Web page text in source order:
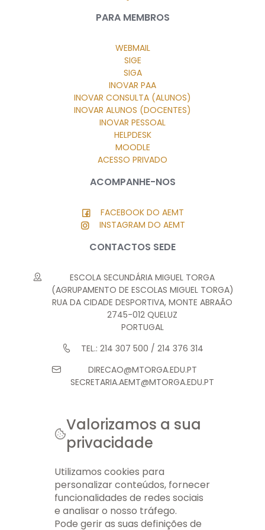
PARA MEMBROS
WEBMAIL
SIGE
SIGA
INOVAR PAA
INOVAR CONSULTA (ALUNOS)
INOVAR ALUNOS (DOCENTES)
INOVAR PESSOAL
HELPDESK
MOODLE
ACESSO PRIVADO
ACOMPANHE-NOS
FACEBOOK DO AEMT
INSTAGRAM DO AEMT
CONTACTOS SEDE
ESCOLA SECUNDÁRIA MIGUEL TORGA
(AGRUPAMENTO DE ESCOLAS MIGUEL TORGA)
RUA DA CIDADE DESPORTIVA, MONTE ABRAÃO
2745-012 QUELUZ
PORTUGAL
TEL.: 214 307 500 / 214 376 314
DIRECAO@MTORGA.EDU.PT
SECRETARIA.AEMT@MTORGA.EDU.PT
© 2026 AEMT. TODOS OS DIREITOS RESERVADOS.
Valorizamos a sua
privacidade
Utilizamos cookies para
personalizar conteúdos, fornecer
funcionalidades de redes sociais
e analisar o nosso tráfego.
Pode gerir as suas definições de